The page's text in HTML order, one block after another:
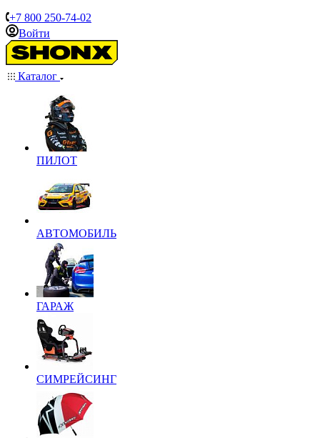
+7 800 250-74-02
Войти
Каталог
ПИЛОТ
АВТОМОБИЛЬ
ГАРАЖ
СИМРЕЙСИНГ